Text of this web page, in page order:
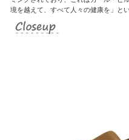
境を越えて、すべて人々の健康を」と